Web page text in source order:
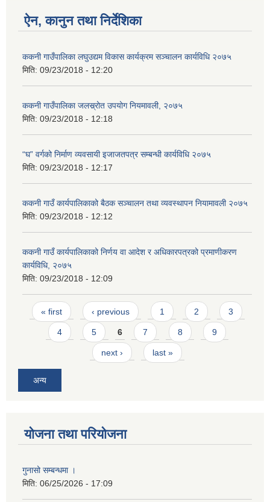
ऐन, कानुन तथा निर्देशिका
ककनी गाउँपालिका लघुउद्यम विकास कार्यक्रम सञ्चालन कार्यविधि २०७५
मिति: 09/23/2018 - 12:20
ककनी गाउँपालिका जलस्र्रोत उपयोग नियमावली, २०७५
मिति: 09/23/2018 - 12:18
“घ” वर्गको निर्माण व्यवसायी इजाजतपत्र सम्बन्धी कार्यविधि २०७५
मिति: 09/23/2018 - 12:17
ककनी गाउँ कार्यपालिकाको बैठक सञ्चालन तथा व्यवस्थापन नियामावली २०७५
मिति: 09/23/2018 - 12:12
ककनी गाउँ कार्यपालिकाको निर्णय वा आदेश र अधिकारपत्रको प्रमाणीकरण
कार्यविधि, २०७५
मिति: 09/23/2018 - 12:09
Pages
« first ‹ previous 1 2 3
4 5 6 7 8 9
next › last »
अन्य
योजना तथा परियोजना
गुनासो सम्बन्धमा ।
मिति: 06/25/2026 - 17:09